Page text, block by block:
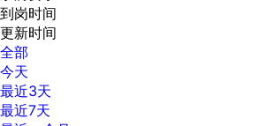
到岗时间
更新时间
全部
今天
最近3天
最近7天